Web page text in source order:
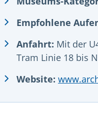
Empfohlene
Anfahrt: Mit der
Tram Linie 18 bis
Website: